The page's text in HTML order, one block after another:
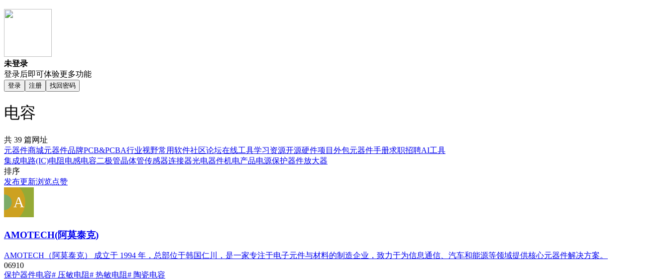
未登录
登录后即可体验更多功能
登录 注册 找回密码
电容
共 39 篇网址
元器件商城元器件品牌PCB&PCBA行业视野常用软件社区论坛在线工具学习资源开源硬件项目外包元器件手册求职招聘AI工具
集成电路(IC)电阻 电感电容二极管晶体管传感器连接器光电器件机电产品电源保护器件放大器
排序
发布更新浏览点赞
AMOTECH(阿莫泰克)
AMOTECH（阿莫泰克） 成立于 1994 年，总部位于韩国仁川，是一家专注于电子元件与材料的制造企业，致力于为信息通信、汽车和能源等领域提供核心元器件解决方案。
06910
保护器件电容# 压敏电阻# 热敏电阻# 陶瓷电容